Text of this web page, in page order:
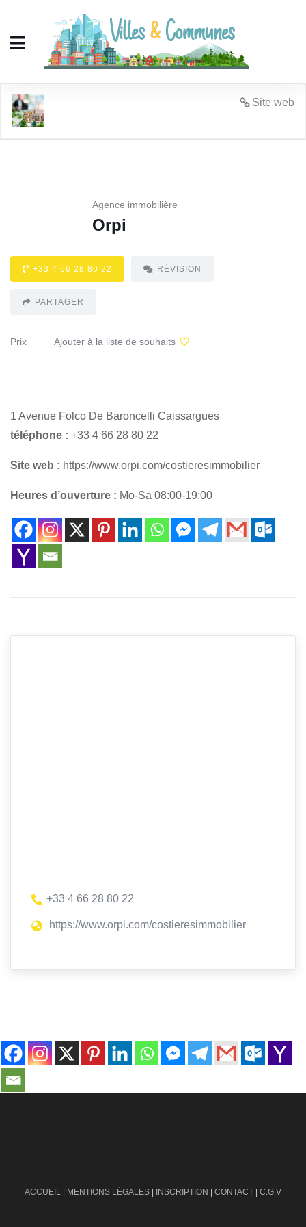
Site web
Agence immobilière
Orpi
+33 4 66 28 80 22 RÉVISION
PARTAGER
Prix Ajouter à la liste de souhaits
1 Avenue Folco De Baroncelli Caissargues
téléphone : +33 4 66 28 80 22
Site web : https://www.orpi.com/costieresimmobilier
Heures d’ouverture : Mo-Sa 08:00-19:00
+33 4 66 28 80 22
https://www.orpi.com/costieresimmobilier
ACCUEIL | MENTIONS LÉGALES | INSCRIPTION | CONTACT | C.G.V